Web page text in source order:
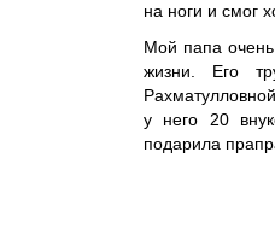
на ноги и смог
Мой папа очень
жизни. Его
у него 20
подарила